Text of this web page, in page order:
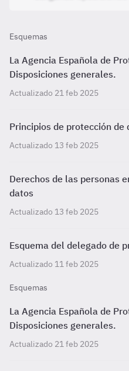
Esquemas
La Agencia Española de
Disposiciones generales.
Actualizado 21 feb 2025
Principios de protección de
Actualizado 13 feb 2025
Derechos de las personas
datos
Actualizado 13 feb 2025
Esquema del delegado de
Actualizado 11 feb 2025
Esquemas
La Agencia Española de
Disposiciones generales.
Actualizado 21 feb 2025